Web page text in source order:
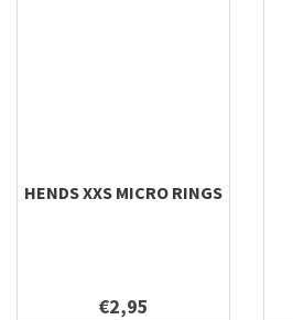
HENDS XXS MICRO RINGS
€2,95